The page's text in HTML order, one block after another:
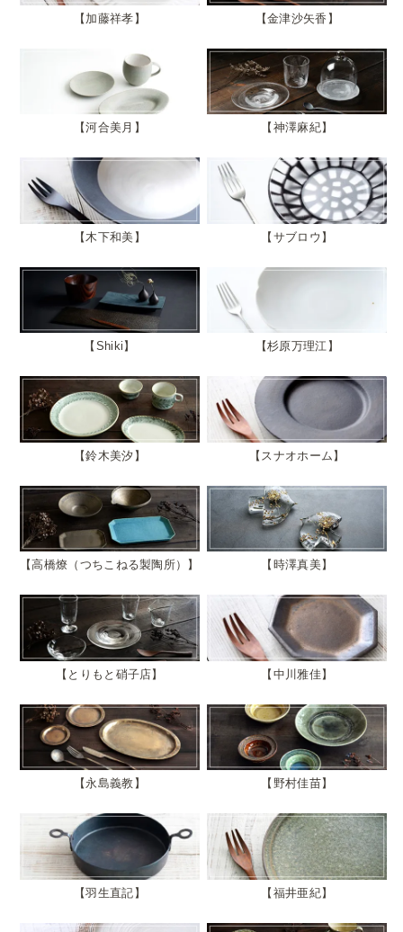
加藤祥孝 金津沙矢香
河合美月 神澤麻紀
木下和美 サブロウ
Shiki 杉原万理江
鈴木美汐 スナオホーム
高橋燎（つちこねる製陶所） 時澤真美
とりもと硝子店 中川雅佳
永島義教 野村佳苗
羽生直記 福井亜紀